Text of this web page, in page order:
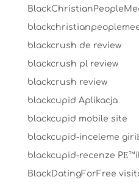
blackcrush de review
blackcrush pl review
blackcrush review
blackcupid Aplikacja
blackcupid mobile site
blackcupid-inceleme
blackcupid-recenze
BlackDatingForFree